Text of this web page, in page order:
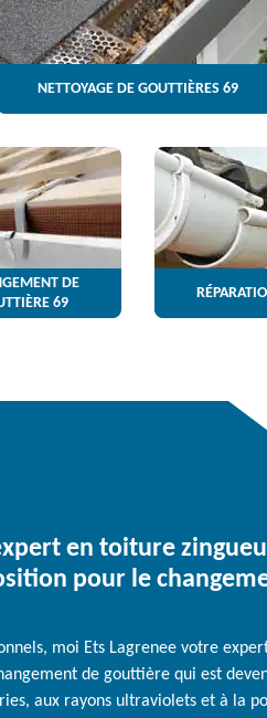
NETTOYAGE DE GOUTTIÈRES 69
DE
69
en toiture
pour le
moi Ets Lagrenee votre
de gouttière qui est
aux rayons ultraviolets et à la